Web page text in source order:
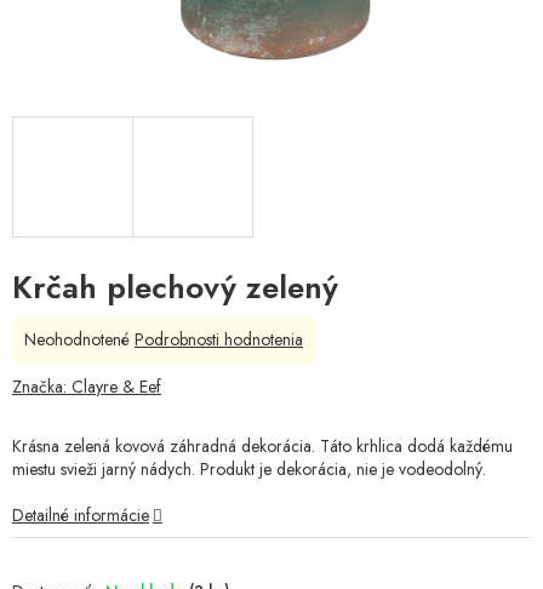
Krčah plechový zelený
Krásna zelená kovová záhradná dekorácia. Táto krhlica dodá každému
miestu svieži jarný nádych. Produkt je dekorácia, nie je vodeodolný.
Detailné informácie
Priemerné
produktu
z
5
Neohodnotené Podrobnosti hodnotenia
Značka: Clayre & Eef